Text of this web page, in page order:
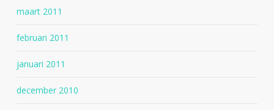
maart 2011
februari 2011
januari 2011
december 2010